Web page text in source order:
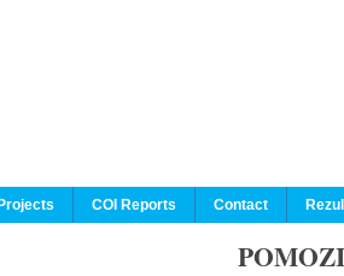
Projects COI Reports Contact